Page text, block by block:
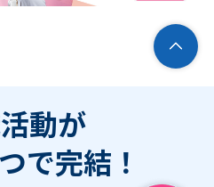
動が
つで完結！